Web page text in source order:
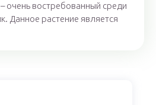
очень востребованный среди
Данное растение является